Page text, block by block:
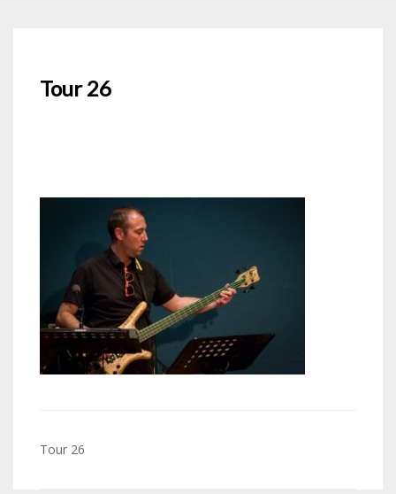
Tour 26
Navigation
Tour 26